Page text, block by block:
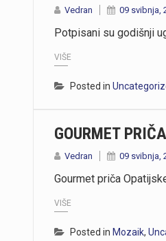
Vedran 09 svibnja,
Potpisani su godišnji
VIŠE
Posted in
GOURMET PRIČA
Vedran 09 svibnja,
Gourmet priča
VIŠE
Posted in Mozaik,